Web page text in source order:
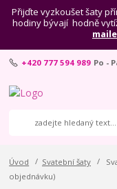
Přijďte vyzkoušet šaty
hodiny bývají hodně
+420 777 594 989 Po -
Úvod Svatební šaty
objednávku)